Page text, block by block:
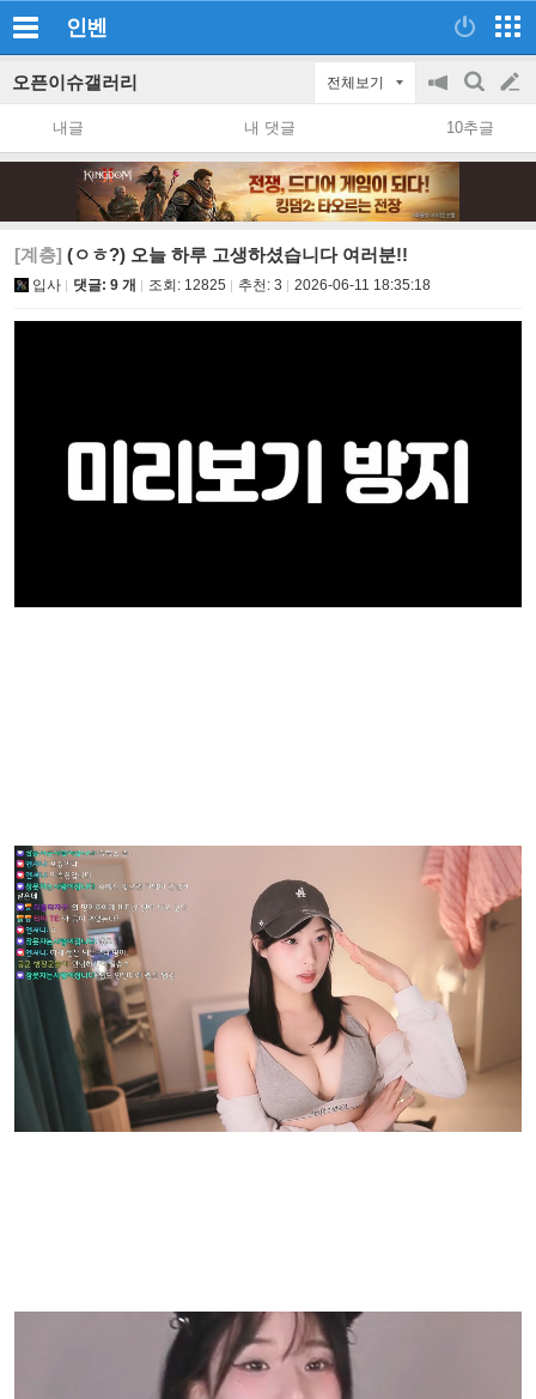
인벤
오픈이슈갤러리 전체보기
공
지
on/off
검
색
글
쓰
내글 내 댓글 10추글
[계층] (ㅇㅎ?) 오늘 하루 고생하셨습니다 여러분!!
입사 댓글: 9 개 조회: 12825 추천: 3 2026-06-11 18:35:18